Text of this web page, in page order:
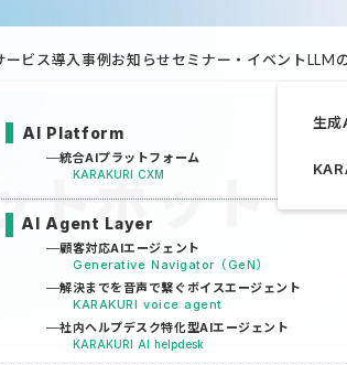
AI Platform
統合AIプラットフォーム
KARAKURI CXM
AI Agent Layer
顧客対応AIエージェント
Generative Navigator（GeN）
解決までを音声で繋ぐボイスエージェント
KARAKURI voice agent
社内ヘルプデスク特化型AIエージェント
KARAKURI AI helpdesk
ービス導入事例お知らせセミナー・イベント
生成
LLM
トボット